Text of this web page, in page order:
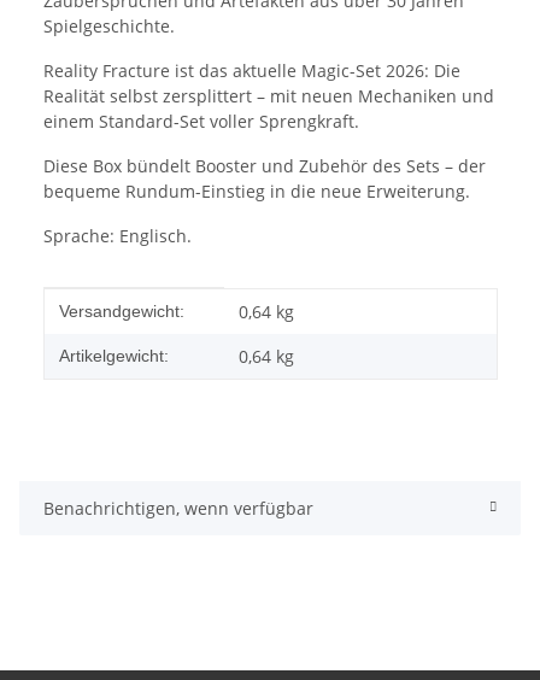
Spielgeschichte.
Reality Fracture ist das aktuelle Magic-Set 2026: Die
Realität selbst zersplittert – mit neuen Mechaniken und
einem Standard-Set voller Sprengkraft.
Diese Box bündelt Booster und Zubehör des Sets – der
bequeme Rundum-Einstieg in die neue Erweiterung.
Sprache: Englisch.
Produkteigenschaft
Wert
Versandgewicht: 0,64 kg
Artikelgewicht: 0,64 kg
Benachrichtigen, wenn verfügbar